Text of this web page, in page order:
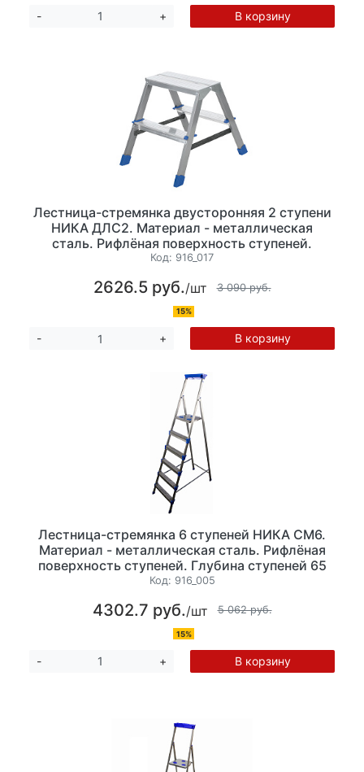
- + В корзину
Лестница-стремянка двусторонняя 2 ступени
НИКА ДЛС2. Материал - металлическая
сталь. Рифлёная поверхность ступеней.
Глубина ступеней 82мм, высота 46 см,
Код: 916_017
2626.5 руб./шт 3 090 руб.
15%
- + В корзину
Лестница-стремянка 6 ступеней НИКА СМ6.
Материал - металлическая сталь. Рифлёная
поверхность ступеней. Глубина ступеней 65
мм, высота 128 см. Максимальная нагрузка до
Код: 916_005
4302.7 руб./шт 5 062 руб.
15%
- + В корзину